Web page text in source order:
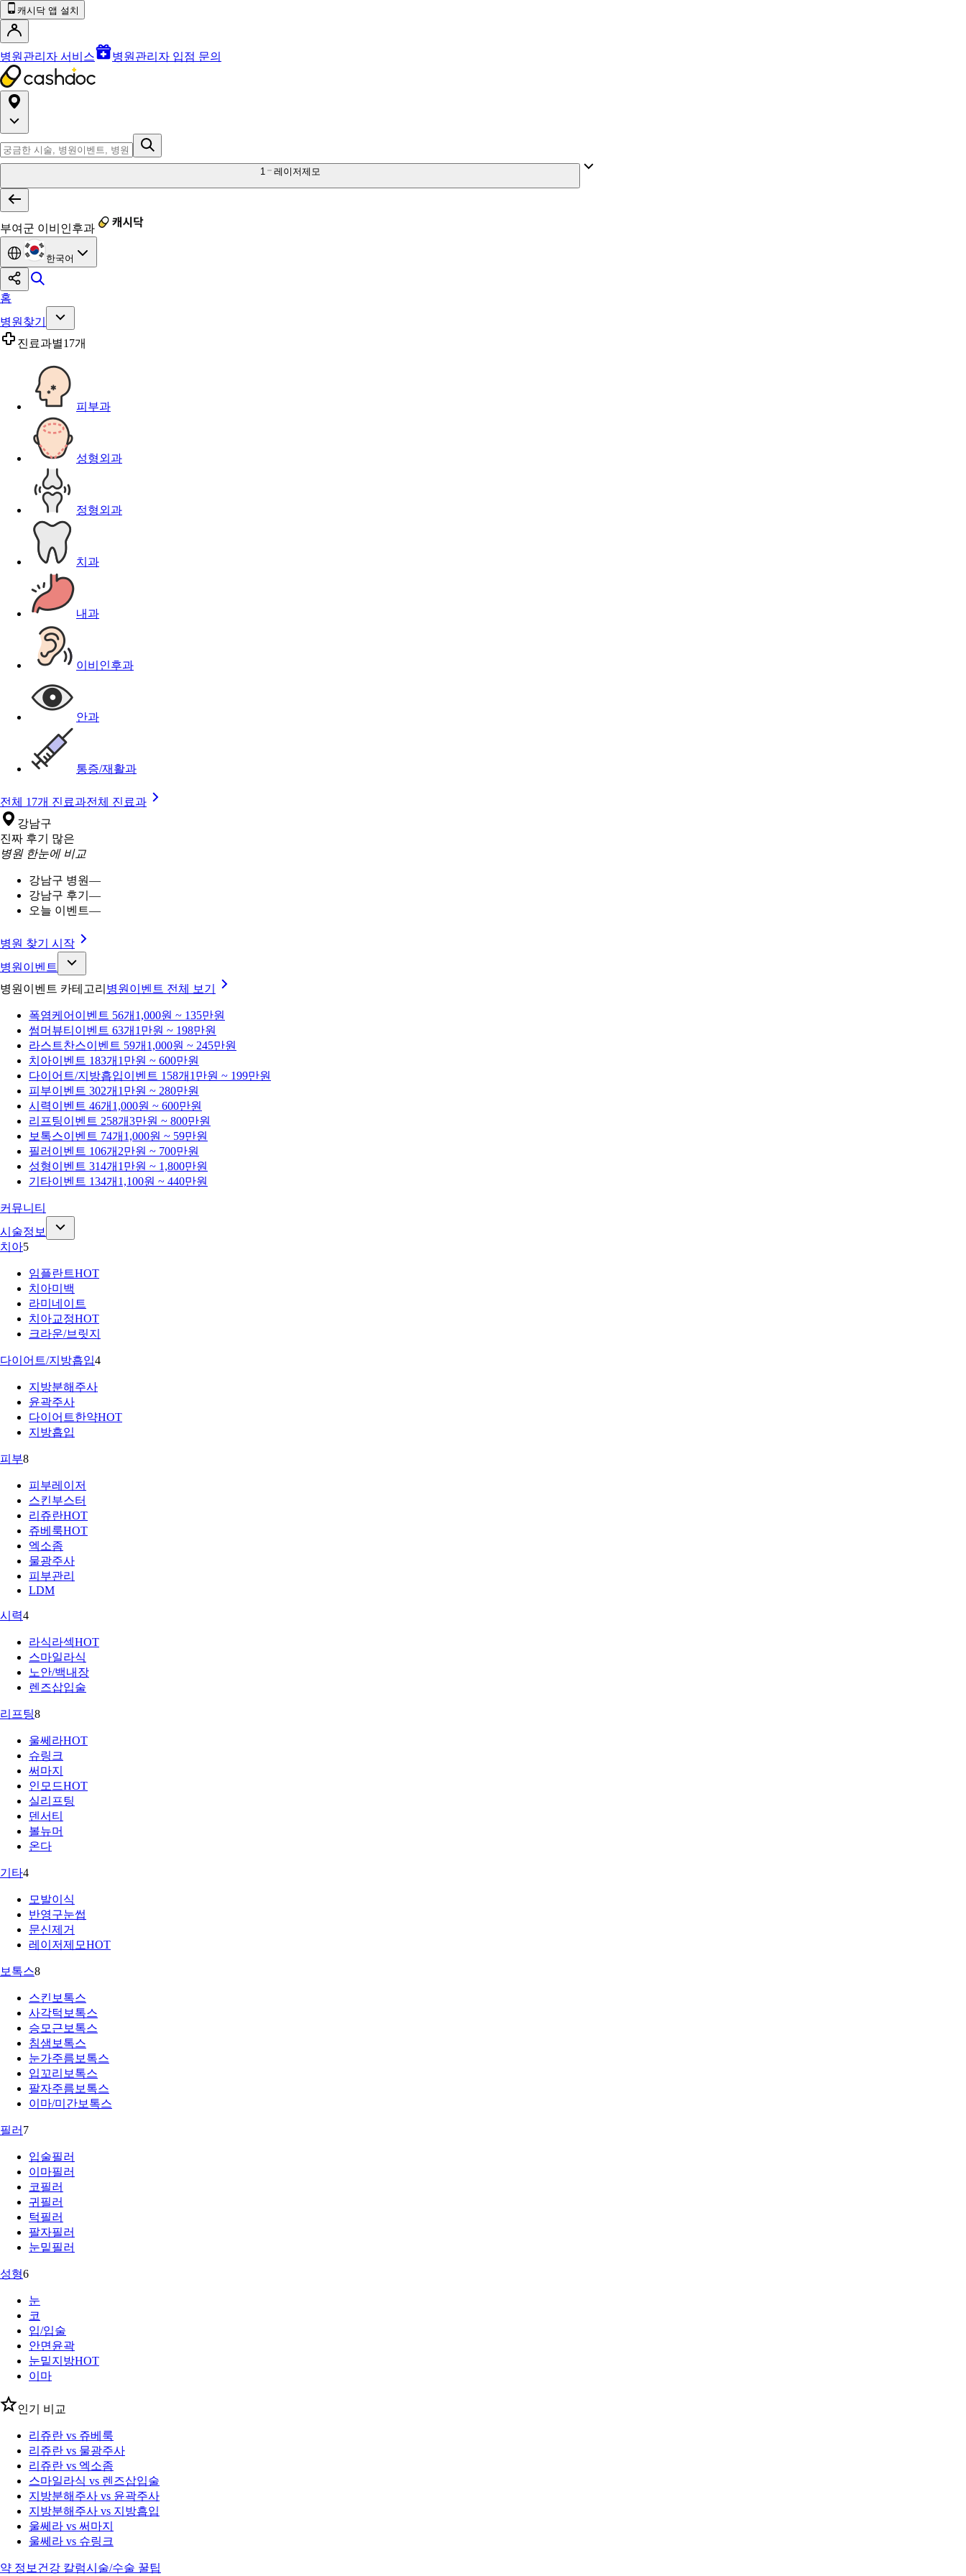
캐시닥 앱 설치
병원관리자 서비스 병원관리자 입점 문의
1 레이저제모
부여군 이비인후과
한국어
홈
병원찾기
진료과별17개
피부과
성형외과
정형외과
치과
내과
이비인후과
안과
통증/재활과
전체 17개 진료과전체 진료과
강남구
진짜 후기 많은
병원 한눈에 비교
강남구 병원—
강남구 후기 —
오늘 이벤트—
병원 찾기 시작
병원이벤트
병원이벤트 카테고리 병원이벤트 전체 보기
폭염케어 이벤트 56개 1,000원 ~ 135만원
썸머뷰티 이벤트 63개 1만원 ~ 198만원
라스트찬스이벤트 59개 1,000원 ~ 245만원
치아이벤트 183개 1만원 ~ 600만원
다이어트/지방흡입이벤트 158개 1만원 ~ 199만원
피부이벤트 302개 1만원 ~ 280만원
시력이벤트 46개 1,000원 ~ 600만원
리프팅이벤트 258개3만원 ~ 800만원
보톡스이벤트 74개 1,000원 ~ 59만원
필러 이벤트 106개 2만원 ~ 700만원
성형이벤트 314개 1만원 ~ 1,800만원
기타이벤트 134개 1,100원 ~ 440만원
커뮤니티
시술정보
치아5
임플란트HOT
치아미백
라미네이트
치아교정HOT
크라운/브릿지
다이어트/지방흡입4
지방분해주사
윤곽주사
다이어트한약HOT
지방흡입
피부8
피부레이저
스킨부스터
리쥬란HOT
쥬베룩HOT
엑소좀
물광주사
피부관리
LDM
시력4
라식라섹HOT
스마일라식
노안/백내장
렌즈삽입술
리프팅8
울쎄라HOT
슈링크
써마지
인모드HOT
실리프팅
덴서티
볼뉴머
온다
기타4
모발이식
반영구눈썹
문신제거
레이저제모HOT
보톡스8
스킨보톡스
사각턱보톡스
승모근보톡스
침샘보톡스
눈가주름보톡스
입꼬리보톡스
팔자주름보톡스
이마/미간보톡스
필러 7
입술필러
이마필러
코필러
귀필러
턱필러
팔자필러
눈밑필러
성형6
눈
코
입/입술
안면윤곽
눈밑지방HOT
이마
인기 비교
리쥬란 vs 쥬베룩
리쥬란 vs 물광주사
리쥬란 vs 엑소좀
스마일라식 vs 렌즈삽입술
지방분해주사 vs 윤곽주사
지방분해주사 vs 지방흡입
울쎄라 vs 써마지
울쎄라 vs 슈링크
약 정보 건강 칼럼시술/수술 꿀팁